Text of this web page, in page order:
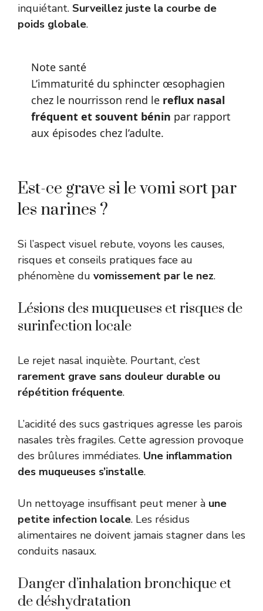
inquiétant. Surveillez juste la courbe de
poids globale.
Note santé
L’immaturité du sphincter œsophagien
chez le nourrisson rend le reflux nasal
fréquent et souvent bénin par rapport
aux épisodes chez l’adulte.
Est-ce grave si le vomi sort par
les narines ?
Si l’aspect visuel rebute, voyons les causes,
risques et conseils pratiques face au
phénomène du vomissement par le nez.
Lésions des muqueuses et risques de
surinfection locale
Le rejet nasal inquiète. Pourtant, c’est
rarement grave sans douleur durable ou
répétition fréquente.
L’acidité des sucs gastriques agresse les parois
nasales très fragiles. Cette agression provoque
des brûlures immédiates. Une inflammation
des muqueuses s’installe.
Un nettoyage insuffisant peut mener à une
petite infection locale. Les résidus
alimentaires ne doivent jamais stagner dans les
conduits nasaux.
Danger d’inhalation bronchique et
de déshydratation